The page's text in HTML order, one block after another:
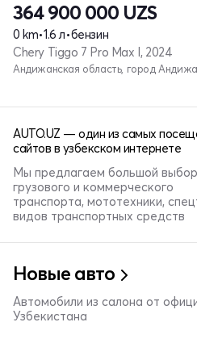
364 900 000 UZS
0 km•1.6 л•бензин
Chery Tiggo 7 Pro Max I, 2024
Андижанская область, город
AUTO.UZ — один из самых
сайтов в узбекском интернете
Мы предлагаем большой
грузового и коммерческого
транспорта, мототехники,
видов транспортных средств
Новые авто
Автомобили из салона от
Узбекистана